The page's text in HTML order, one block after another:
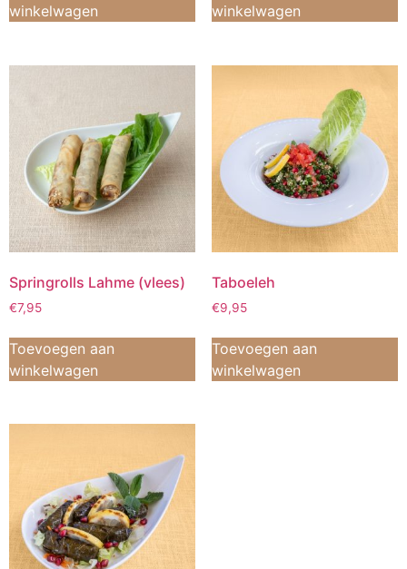
winkelwagen
winkelwagen
Springrolls Lahme (vlees)
€7,95
Toevoegen aan
winkelwagen
Taboeleh
€9,95
Toevoegen aan
winkelwagen